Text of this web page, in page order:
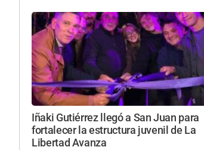
Iñaki Gutiérrez llegó a San Juan para
fortalecer la estructura juvenil de La
Libertad Avanza